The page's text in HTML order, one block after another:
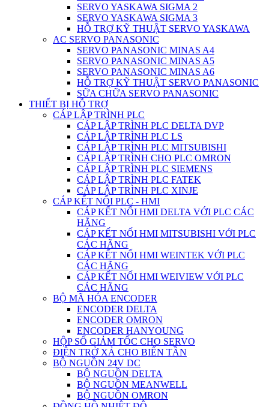
SERVO YASKAWA SIGMA 2
SERVO YASKAWA SIGMA 3
HỖ TRỢ KỸ THUẬT SERVO YASKAWA
AC SERVO PANASONIC
SERVO PANASONIC MINAS A4
SERVO PANASONIC MINAS A5
SERVO PANASONIC MINAS A6
HỖ TRỢ KỸ THUẬT SERVO PANASONIC
SỮA CHỮA SERVO PANASONIC
THIẾT BỊ HỖ TRỢ
CÁP LẬP TRÌNH PLC
CÁP LẬP TRÌNH PLC DELTA DVP
CÁP LẬP TRÌNH PLC LS
CÁP LẬP TRÌNH PLC MITSUBISHI
CÁP LẬP TRÌNH CHO PLC OMRON
CÁP LẬP TRÌNH PLC SIEMENS
CÁP LẬP TRÌNH PLC FATEK
CÁP LẬP TRÌNH PLC XINJE
CÁP KẾT NỐI PLC - HMI
CÁP KẾT NỐI HMI DELTA VỚI PLC CÁC
HÃNG
CÁP KẾT NỐI HMI MITSUBISHI VỚI PLC
CÁC HÃNG
CÁP KẾT NỐI HMI WEINTEK VỚI PLC
CÁC HÃNG
CÁP KẾT NỐI HMI WEIVIEW VỚI PLC
CÁC HÃNG
BỘ MÃ HÓA ENCODER
ENCODER DELTA
ENCODER OMRON
ENCODER HANYOUNG
HỘP SỐ GIẢM TỐC CHO SERVO
ĐIỆN TRỞ XẢ CHO BIẾN TẦN
BỘ NGUỒN 24V DC
BỘ NGUỒN DELTA
BỘ NGUỒN MEANWELL
BỘ NGUỒN OMRON